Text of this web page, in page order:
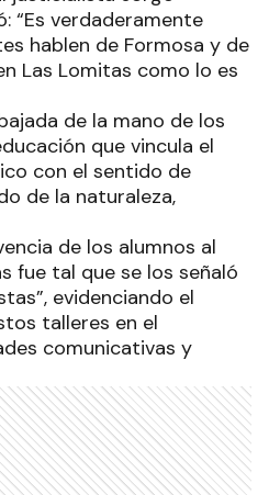
“Es verdaderamente
hablen de Formosa y de
Las Lomitas como lo es
de la mano de los
que vincula el
con el sentido de
de la naturaleza,
de los alumnos al
fue tal que se los señaló
evidenciando el
talleres en el
comunicativas y